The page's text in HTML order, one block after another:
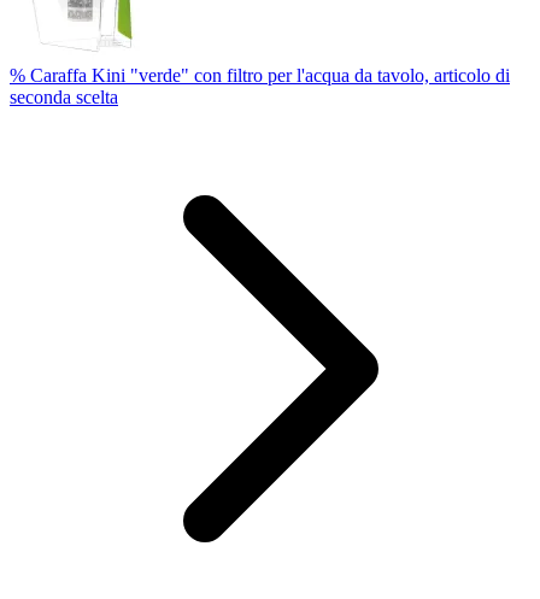
% Caraffa Kini "verde" con filtro per l'acqua da tavolo, articolo di
seconda scelta